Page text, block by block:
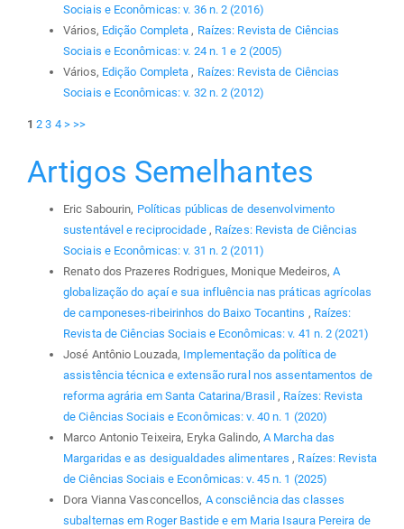
Sociais e Econômicas: v. 36 n. 2 (2016)
Vários, Edição Completa, Raízes: Revista de Ciências
Sociais e Econômicas: v. 24 n. 1 e 2 (2005)
Vários, Edição Completa, Raízes: Revista de Ciências
Sociais e Econômicas: v. 32 n. 2 (2012)
1 2 3 4 > >>
Artigos Semelhantes
Eric Sabourin, Políticas públicas de desenvolvimento
sustentável e reciprocidade , Raízes: Revista de Ciências
Sociais e Econômicas: v. 31 n. 2 (2011)
Renato dos Prazeres Rodrigues, Monique Medeiros, A
globalização do açaí e sua influência nas práticas agrícolas
de camponeses-ribeirinhos do Baixo Tocantins , Raízes:
Revista de Ciências Sociais e Econômicas: v. 41 n. 2 (2021)
José Antônio Louzada, Implementação da política de
assistência técnica e extensão rural nos assentamentos de
reforma agrária em Santa Catarina/Brasil, Raízes: Revista
de Ciências Sociais e Econômicas: v. 40 n. 1 (2020)
Marco Antonio Teixeira, Eryka Galindo, A Marcha das
Margaridas e as desigualdades alimentares, Raízes: Revista
de Ciências Sociais e Econômicas: v. 45 n. 1 (2025)
Dora Vianna Vasconcellos, A consciência das classes
subalternas em Roger Bastide e em Maria Isaura Pereira de